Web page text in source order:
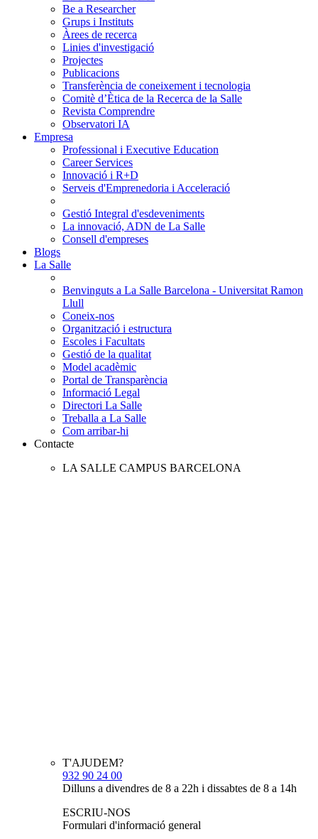
Be a Researcher
Grups i Instituts
Àrees de recerca
Linies d'investigació
Projectes
Publicacions
Transferència de coneixement i tecnologia
Comitè d’Ètica de la Recerca de la Salle
Revista Comprendre
Observatori IA
Empresa
Professional i Executive Education
Career Services
Innovació i R+D
Serveis d'Emprenedoria i Acceleració
Gestió Integral d'esdeveniments
La innovació, ADN de La Salle
Consell d'empreses
Blogs
La Salle
Benvinguts a La Salle Barcelona - Universitat Ramon
Llull
Coneix-nos
Organització i estructura
Escoles i Facultats
Gestió de la qualitat
Model acadèmic
Portal de Transparència
Informació Legal
Directori La Salle
Treballa a La Salle
Com arribar-hi
Contacte
LA SALLE CAMPUS BARCELONA
T'AJUDEM?
932 90 24 00
Dilluns a divendres de 8 a 22h i dissabtes de 8 a 14h
ESCRIU-NOS
Formulari d'informació general